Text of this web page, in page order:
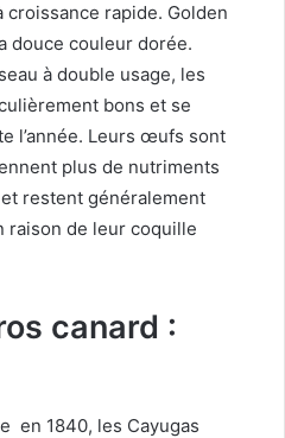
rapide. Golden
douce couleur dorée.
à double usage, les
bons et se
l’année. Leurs œufs sont
plus de nutriments
restent généralement
raison de leur coquille
canard :
en 1840, les Cayugas